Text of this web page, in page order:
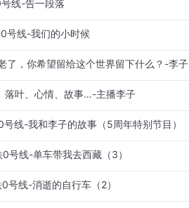
线-告一段落
号线-我们的小时候
了，你希望留给这个世界留下什么？-李子
落叶、心情、故事…-主播李子
线-我和李子的故事（5周年特别节目）
号线-单车带我去西藏（3）
号线-消逝的自行车（2）